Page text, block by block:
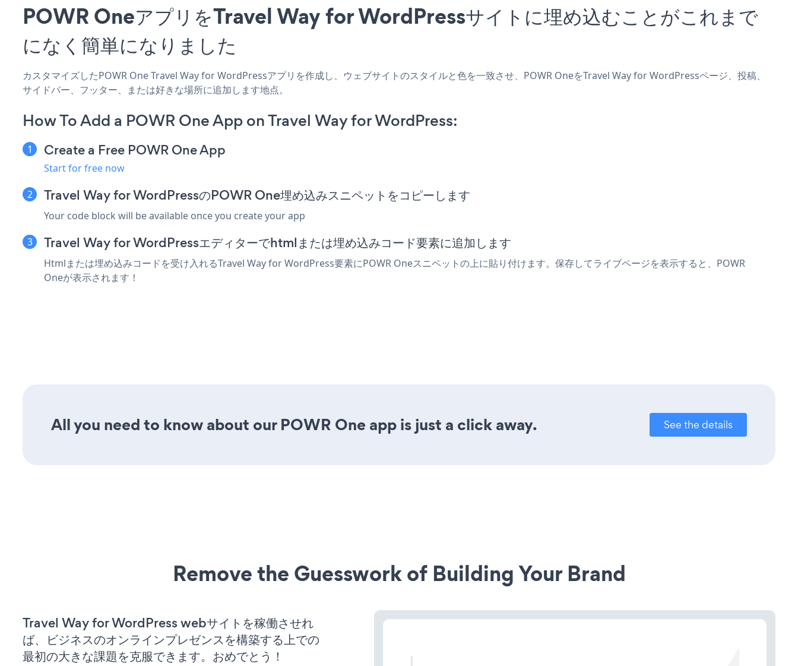
POWR OneアプリをTravel Way for WordPressサイトに埋め込むことがこれまで
になく簡単になりました
カスタマイズしたPOWR One Travel Way for WordPressアプリを作成し、ウェブサイトのスタイルと色を一致させ、POWR OneをTravel Way for WordPressページ、投稿、
サイドバー、フッター、または好きな場所に追加します地点。
How To Add a POWR One App on Travel Way for WordPress:
Create a Free POWR One App
Start for free now
Travel Way for WordPressのPOWR One埋め込みスニペットをコピーします
Your code block will be available once you create your app
Travel Way for WordPressエディターでhtmlまたは埋め込みコード要素に追加します
Htmlまたは埋め込みコードを受け入れるTravel Way for WordPress要素にPOWR Oneスニペットの上に貼り付けます。保存してライブページを表示すると、POWR
Oneが表示されます！
All you need to know about our POWR One app is just a click away. See the details
Remove the Guesswork of Building Your Brand
Travel Way for WordPress webサイトを稼働させれ
ば、ビジネスのオンラインプレゼンスを構築する上での
最初の大きな課題を克服できます。おめでとう！